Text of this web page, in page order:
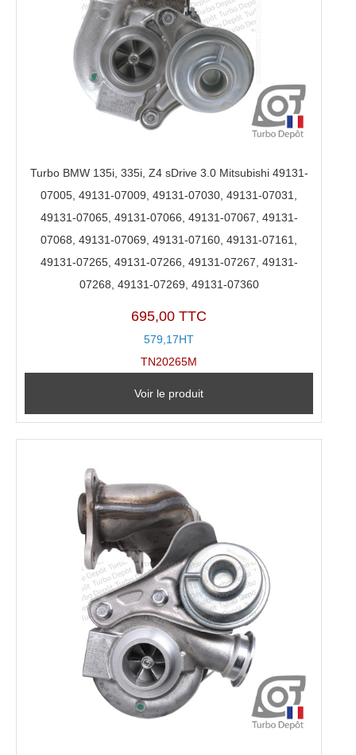
Turbo BMW 135i, 335i, Z4 sDrive 3.0 Mitsubishi 49131-
07005, 49131-07009, 49131-07030, 49131-07031,
49131-07065, 49131-07066, 49131-07067, 49131-
07068, 49131-07069, 49131-07160, 49131-07161,
49131-07265, 49131-07266, 49131-07267, 49131-
07268, 49131-07269, 49131-07360
695,00 TTC
579,17HT
TN20265M
Voir le produit